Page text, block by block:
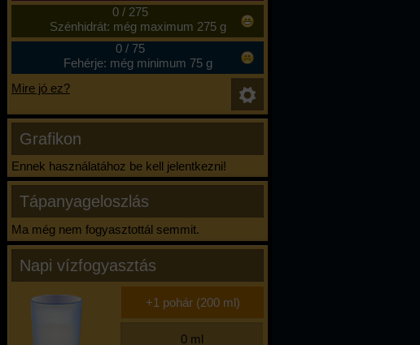
0/ 275
Szénhidrát: még maximum 275 g
0/ 75
Fehérje: még minimum 75 g
Mire jó ez?
Grafikon
Ennek használatához be kell jelentkezni!
Tápanyageloszlás
Ma még nem fogyasztottál semmit.
Napi vízfogyasztás